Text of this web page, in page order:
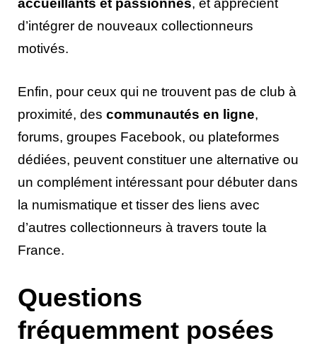
accueillants et passionnés, et apprécient
d’intégrer de nouveaux collectionneurs
motivés.
Enfin, pour ceux qui ne trouvent pas de club à
proximité, des communautés en ligne,
forums, groupes Facebook, ou plateformes
dédiées, peuvent constituer une alternative ou
un complément intéressant pour débuter dans
la numismatique et tisser des liens avec
d’autres collectionneurs à travers toute la
France.
Questions
fréquemment posées